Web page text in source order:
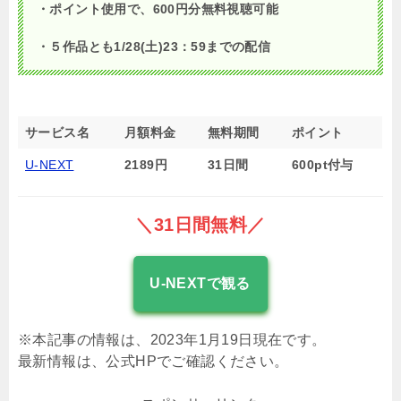
・ポイント使用で、600円分無料視聴可能
・５作品とも1/28(土)23：59までの配信
サービス名 月額料金 無料期間 ポイント
U-NEXT 2189円 31日間 600pt付与
＼31日間無料／
U-NEXTで観る
※本記事の情報は、2023年1月19日現在です。
最新情報は、公式HPでご確認ください。